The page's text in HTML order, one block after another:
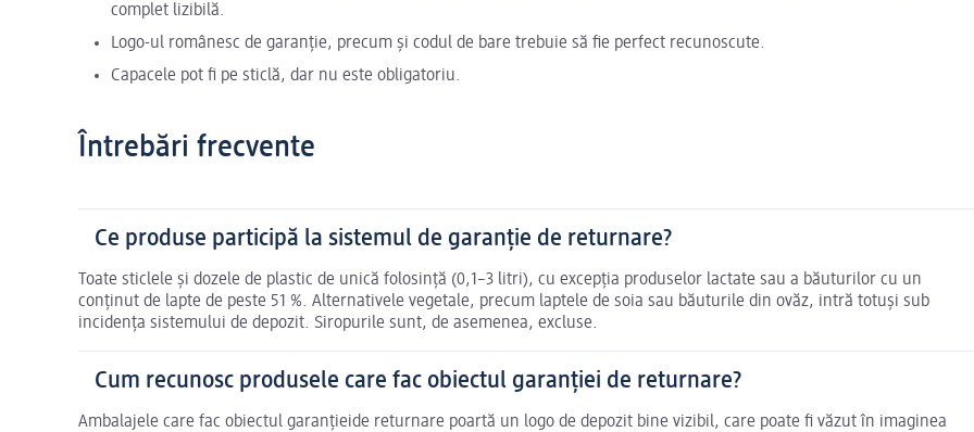
complet lizibilă.
Logo-ul românesc de garanție, precum și codul de bare trebuie să fie perfect recunoscute.
Capacele pot fi pe sticlă, dar nu este obligatoriu.
Întrebări frecvente
Ce produse participă la sistemul de garanție de returnare?
Toate sticlele și dozele de plastic de unică folosință (0,1–3 litri), cu excepția produselor lactate sau a băuturilor cu un
conținut de lapte de peste 51 %. Alternativele vegetale, precum laptele de soia sau băuturile din ovăz, intră totuși sub
incidența sistemului de depozit. Siropurile sunt, de asemenea, excluse.
Cum recunosc produsele care fac obiectul garanției de returnare?
Ambalajele care fac obiectul garanțieide returnare poartă un logo de depozit bine vizibil, care poate fi văzut în imaginea